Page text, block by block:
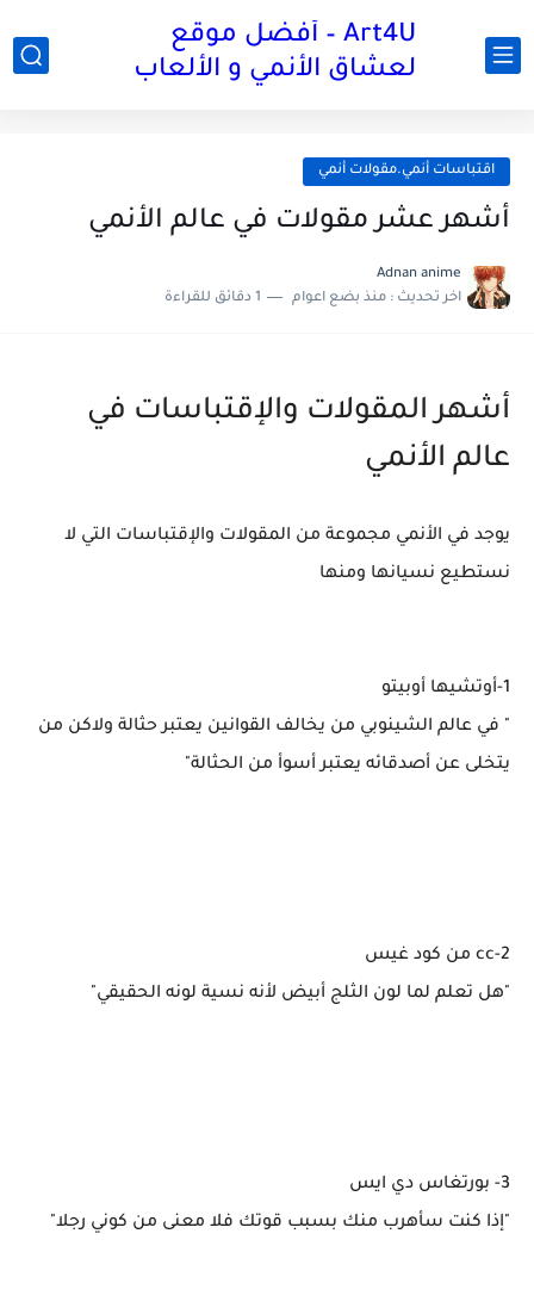
Art4U – أفضل موقع
لعشاق الأنمي و الألعاب
اقتباسات أنمي.مقولات أنمي
أشهر عشر مقولات في عالم الأنمي
Adnan anime
اخر تحديث : منذ بضع اعوام 1 دقائق للقراءة
أشهر المقولات والإقتباسات في
عالم الأنمي
يوجد في الأنمي مجموعة من المقولات والإقتباسات التي لا
نستطيع نسيانها ومنها
1-أوتشيها أوبيتو
" في عالم الشينوبي من يخالف القوانين يعتبر حثالة ولاكن من
يتخلى عن أصدقائه يعتبر أسوأ من الحثالة"
2-cc من كود غيس
"هل تعلم لما لون الثلج أبيض لأنه نسية لونه الحقيقي"
3- بورتغاس دي ايس
"إذا كنت سأهرب منك بسبب قوتك فلا معنى من كوني رجلا"